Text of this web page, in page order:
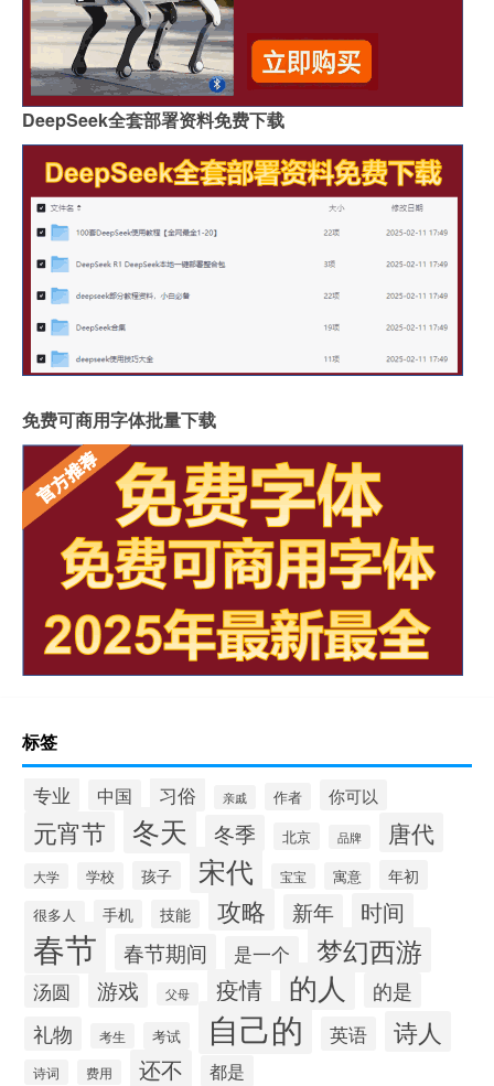
DeepSeek全套部署资料免费下载
免费可商用字体批量下载
标签
专业 中国 习俗 亲戚 作者 你可以
元宵节 冬天 冬季 北京 品牌 唐代
大学 学校 孩子 宋代 宝宝 寓意 年初
很多人 手机 技能 攻略 新年 时间
春节 春节期间 是一个 梦幻西游
汤圆 游戏 父母 疫情 的人 的是
礼物 考生 考试 自己的 英语 诗人
诗词 费用 还不 都是